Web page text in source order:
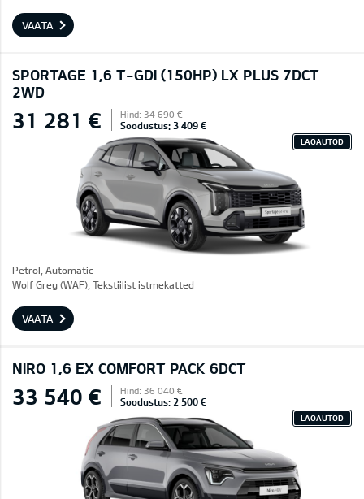
VAATA
SPORTAGE 1,6 T-GDI (150HP) LX PLUS 7DCT
2WD
31 281 € Hind: 34 690 €
Soodustus: 3 409 €
LAOAUTOD
Petrol, Automatic
Wolf Grey (WAF), Tekstiilist istmekatted
VAATA
NIRO 1,6 EX COMFORT PACK 6DCT
33 540 € Hind: 36 040 €
Soodustus: 2 500 €
LAOAUTOD